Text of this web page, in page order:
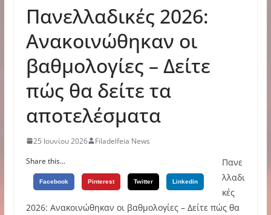
Πανελλαδικές 2026:
Ανακοινώθηκαν οι
βαθμολογίες – Δείτε
πώς θα δείτε τα
αποτελέσματα
25 Ιουνίου 2026
Filadelfeia News
Share this...
Facebook Pinterest Twitter Linkedin
Πανε
λλαδι
κές
2026: Ανακοινώθηκαν οι βαθμολογίες – Δείτε πώς θα